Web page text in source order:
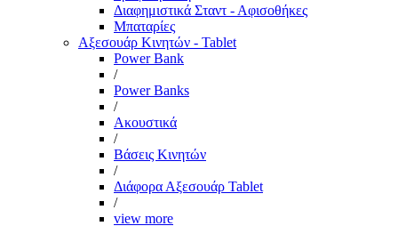
Διαφημιστικά Σταντ - Αφισοθήκες
Μπαταρίες
Αξεσουάρ Κινητών - Tablet
Power Bank
/
Power Banks
/
Ακουστικά
/
Βάσεις Κινητών
/
Διάφορα Αξεσουάρ Tablet
/
view more